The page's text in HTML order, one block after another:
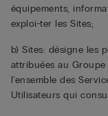
équipements,
exploi-ter les Sites;
b) Sites: désigne les
attribuées au
l'ensemble des
Utilisateurs qui